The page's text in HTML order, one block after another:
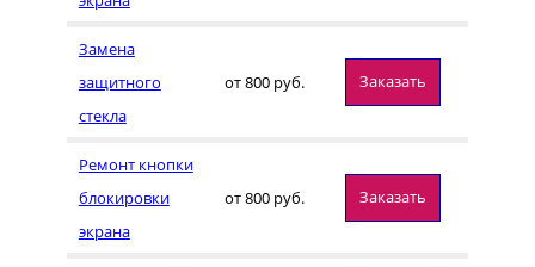
Замена
защитного
стекла
от 800 руб. Заказать
Ремонт кнопки
блокировки
экрана
от 800 руб. Заказать